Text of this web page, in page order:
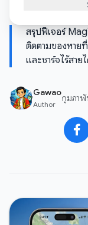
สรุปฟีเจอร์
ติดตามของหาย
และชาร์จไร้สาย
Gawao
Author
กุมภาพั